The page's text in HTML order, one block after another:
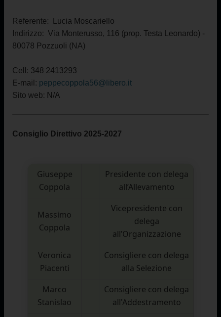
Referente: Lucia Moscariello
ndirizzo: Via Monterusso, 116 (prop. Testa Leonardo) -
80078 Pozzuoli (NA)
Cell: 348 2413293
E-mail: peppecoppola56@libero.it
Sito web: N/A
Consiglio Direttivo 2025-2027
Giuseppe
Coppola
Presidente con delega
all’Allevamento
Massimo
Coppola
Vicepresidente con
delega
all’Organizzazione
Veronica
Piacenti
Consigliere con delega
alla Selezione
Marco
Stanislao
Consigliere con delega
all'Addestramento